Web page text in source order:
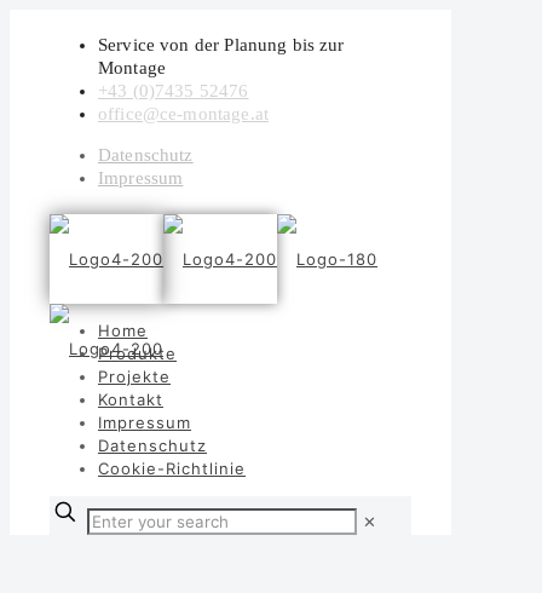
Service von der Planung bis zur
Montage
+43 (0)7435 52476
office@ce-montage.at
Datenschutz
Impressum
Home
Produkte
Projekte
Kontakt
Impressum
Datenschutz
Cookie-Richtlinie
✕